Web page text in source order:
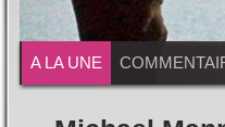
A LA UNE